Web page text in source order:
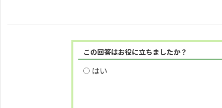
この回答はお役に立ちましたか？
はい